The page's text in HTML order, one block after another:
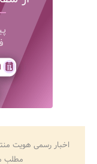
اخبار رسمی هویت
مطلب